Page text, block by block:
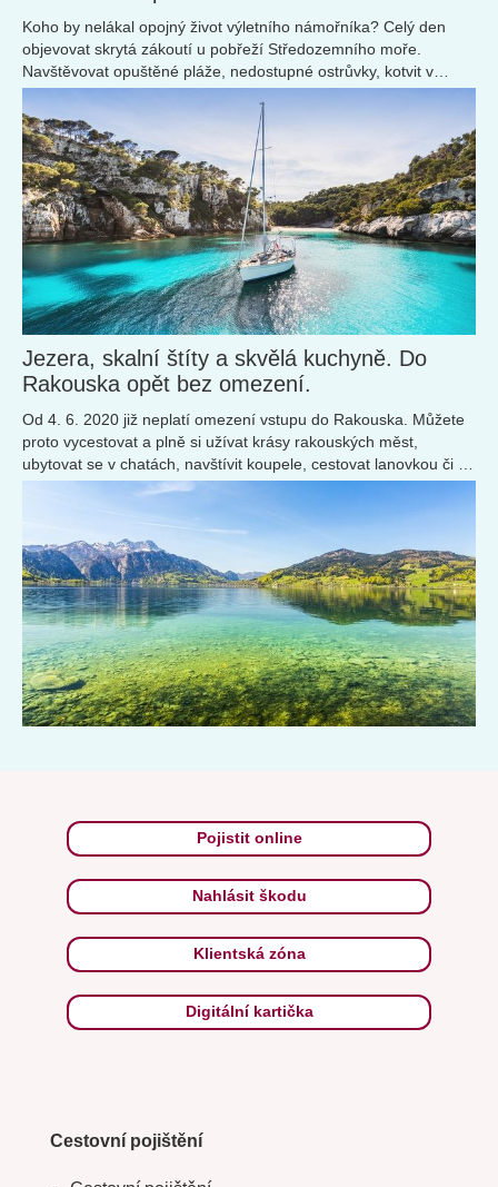
Koho by nelákal opojný život výletního námořníka? Celý den
objevovat skrytá zákoutí u pobřeží Středozemního moře.
Navštěvovat opuštěné pláže, nedostupné ostrůvky, kotvit v
modrých lagunách, do nichž je přístup pouze ze strany
otevřeného moře.
Jezera, skalní štíty a skvělá kuchyně. Do
Rakouska opět bez omezení.
Od 4. 6. 2020 již neplatí omezení vstupu do Rakouska. Můžete
proto vycestovat a plně si užívat krásy rakouských měst,
ubytovat se v chatách, navštívit koupele, cestovat lanovkou či se
najíst v restauracích.
Pojistit online
Nahlásit škodu
Klientská zóna
Digitální kartička
Cestovní pojištění